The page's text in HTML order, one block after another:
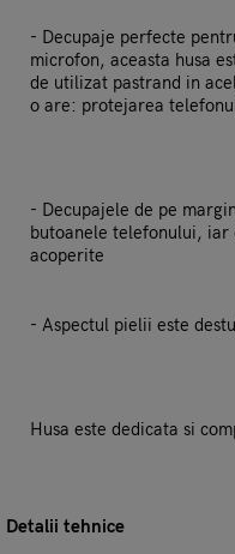
- Decupaje perfecte
microfon, aceasta husa
de utilizat pastrand in
o are: protejarea
- Decupajele de pe
butoanele telefonului, iar
acoperite
- Aspectul pielii este
Husa este dedicata si
Detalii tehnice